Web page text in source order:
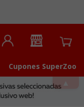
Cupones SuperZoo